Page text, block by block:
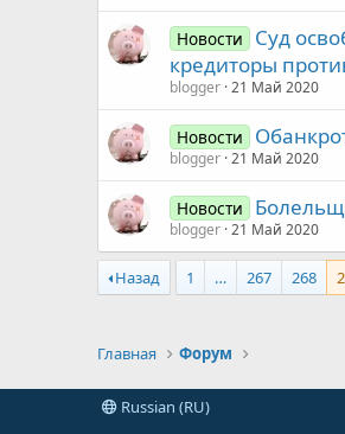
Новости
Суд
кредиторы
blogger 21 Май 2020
Новости
blogger 21 Май 2020
Новости
blogger 21 Май 2020
Назад 1 … 267 268
Главная Форум
Russian (RU)